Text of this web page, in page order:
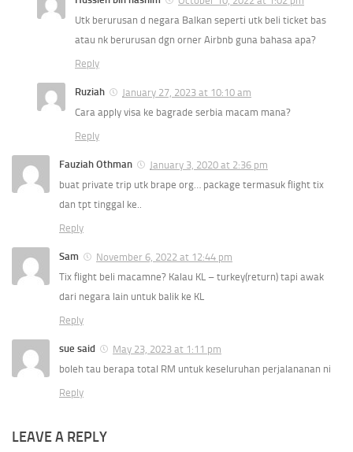
Utk berurusan d negara Balkan seperti utk beli ticket bas
atau nk berurusan dgn orner Airbnb guna bahasa apa?
Reply
Ruziah
January 27, 2023 at 10:10 am
Cara apply visa ke bagrade serbia macam mana?
Reply
Fauziah Othman
January 3, 2020 at 2:36 pm
buat private trip utk brape org… package termasuk flight tix
dan tpt tinggal ke..
Reply
Sam
November 6, 2022 at 12:44 pm
Tix flight beli macamne? Kalau KL – turkey(return) tapi awak
dari negara lain untuk balik ke KL
Reply
sue said
May 23, 2023 at 1:11 pm
boleh tau berapa total RM untuk keseluruhan perjalananan ni
Reply
LEAVE A REPLY